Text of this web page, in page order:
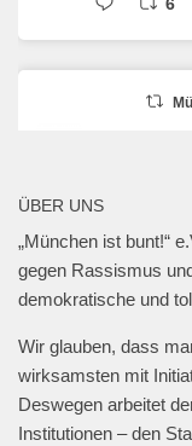
6
2
ÜBER UNS
„München ist bunt!“
gegen Rassismus
demokratische und
Wir glauben, dass
wirksamsten mit
Deswegen arbeitet
Institutionen – den